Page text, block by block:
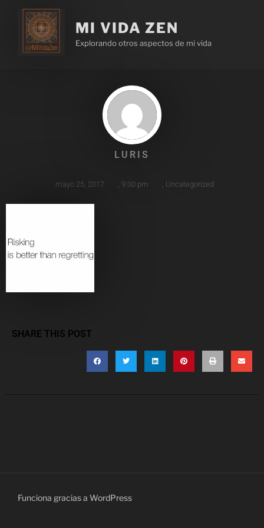
MI VIDA ZEN
Explorando otros aspectos de mi vida
LURIS
mayo 25, 2017 9:00 pm Uncategorized
SHARE THIS POST
Funciona gracias a WordPress